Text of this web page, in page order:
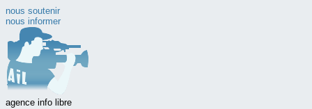
nous soutenir
nous informer
agence info libre